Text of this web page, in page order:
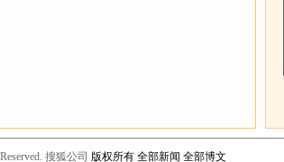
搜狐公司 版权所有 全部新闻 全部博文